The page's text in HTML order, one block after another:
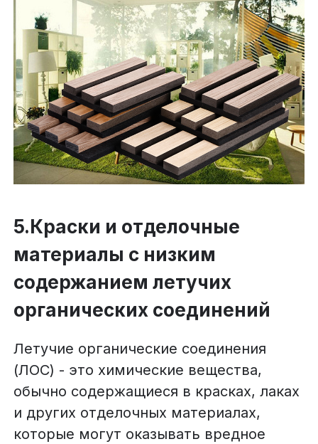
5.Краски и отделочные
материалы с низким
содержанием летучих
органических соединений
Летучие органические соединения
(ЛОС) - это химические вещества,
обычно содержащиеся в красках, лаках
и других отделочных материалах,
которые могут оказывать вредное